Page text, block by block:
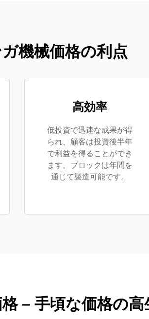
機械価格の利点
高効率
低投資で迅速な成果が得
られ、顧客は投資後半年
で利益を得ることができ
ます。ブロックは年間を
通じて製造可能です。
– 手頃な価格の高